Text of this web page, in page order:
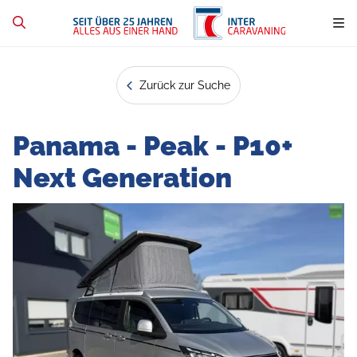
Zurück zur Suche
Panama - Peak - P10+
Next Generation